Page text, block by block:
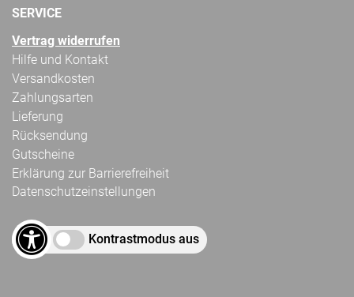
SERVICE
Vertrag widerrufen
Hilfe und Kontakt
Versandkosten
Zahlungsarten
Lieferung
Rücksendung
Gutscheine
Erklärung zur Barrierefreiheit
Datenschutzeinstellungen
Kontrastmodus aus